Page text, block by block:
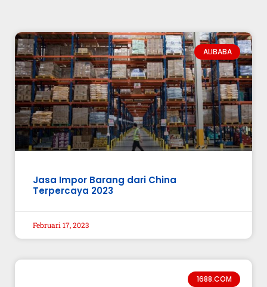
ALIBABA
Jasa Impor Barang dari China
Terpercaya 2023
Februari 17, 2023
1688.COM